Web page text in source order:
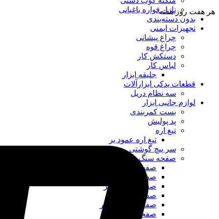
نازل فواره باغبانی
بدون دسته‌بندی
تجهیزات ایمنی
چراغ پیشانی
چراغ قوه
دستکش کار
لباس کار
جلیقه ابزار
قطعات یدکی ابزارآلات
سه نظام دریل
لوازم جانبی ابزار
بست کمربندی
پد پولیش
تیغ اره
تیغ اره عمود بر
سر پیچ گوشتی
صفحه سنگ فرز
صفحه استیل بر
صفحه برش آهن
صفحه پروفیل بر
صفحه ساب آهن
صفحه سرامیک بر
صفحه سنگ بر
هر هفت روز هفته